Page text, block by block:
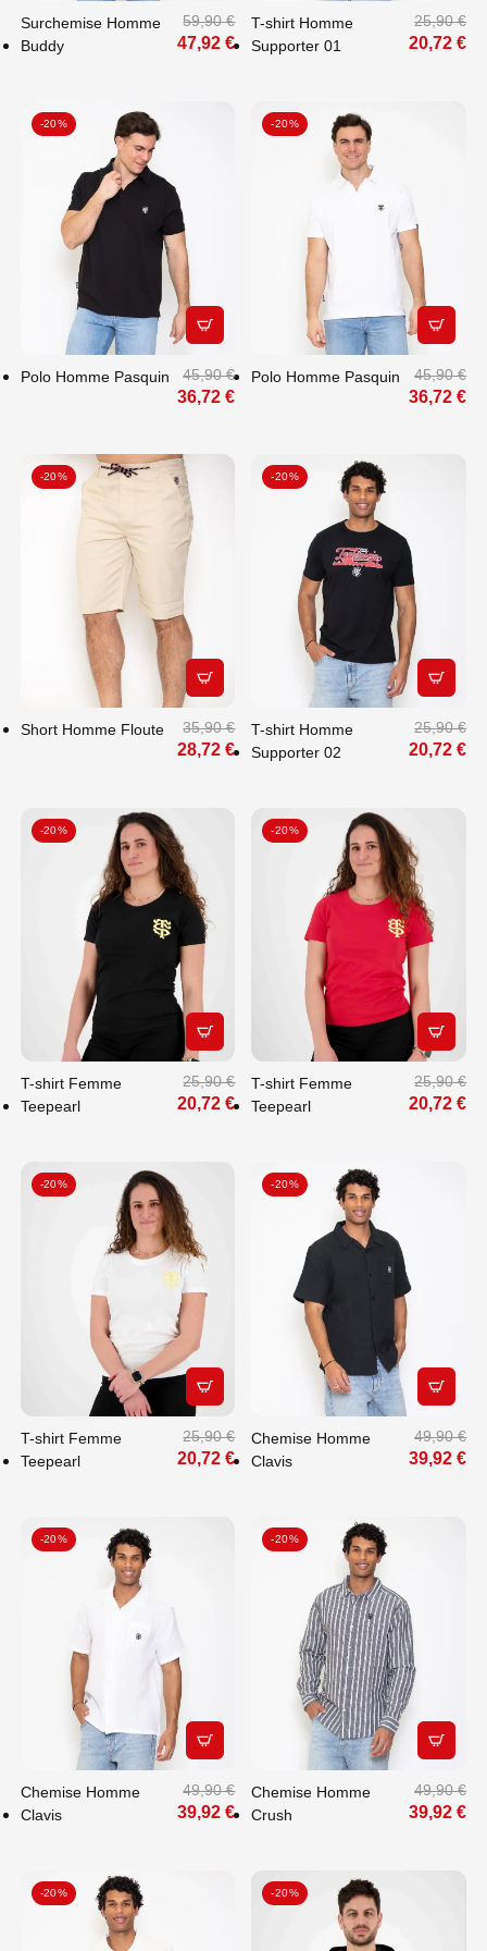
Surchemise Homme
Buddy
59,90 €
47,92 €
T-shirt Homme
Supporter 01
25,90 €
20,72 €
APERÇU RAPIDE
-20%
Polo Homme Pasquin 45,90 €
36,72 €
-20%
Polo Homme Pasquin 45,90 €
36,72 €
APERÇU RAPIDE
-20%
Short Homme Floute 35,90 €
28,72 €
-20%
T-shirt Homme
Supporter 02
25,90 €
20,72 €
APERÇU RAPIDE
-20%
T-shirt Femme
Teepearl
25,90 €
20,72 €
-20%
T-shirt Femme
Teepearl
25,90 €
20,72 €
APERÇU RAPIDE
-20%
T-shirt Femme
Teepearl
25,90 €
20,72 €
-20%
Chemise Homme
Clavis
49,90 €
39,92 €
APERÇU RAPIDE
-20%
Chemise Homme
Clavis
49,90 €
39,92 €
-20%
Chemise Homme
Crush
49,90 €
39,92 €
-20% -20%